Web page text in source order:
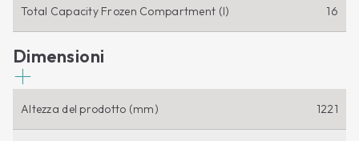
Total Capacity Frozen Compartment (l) 16
Dimensioni
Altezza del prodotto (mm) 1221